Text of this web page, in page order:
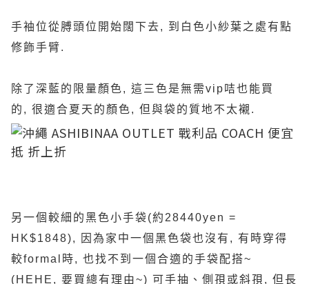
手袖位從膊頭位開始闊下去, 到白色小紗葉之處有點
修飾手臂.
除了深藍的限量顏色, 這三色是無需vip咭也能買
的, 很適合夏天的顏色, 但與袋的質地不太襯.
另一個較細的黑色小手袋(約28440yen =
HK$1848), 因為家中一個黑色袋也沒有, 有時穿得
較formal時, 也找不到一個合適的手袋配搭~
(HEHE, 要買總有理由~) 可手抽、側孭或斜孭, 但長